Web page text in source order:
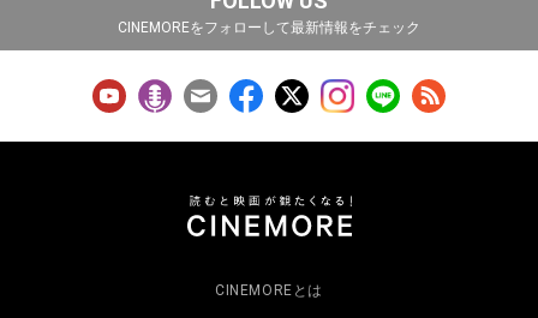
CINEMOREをフォローして最新情報をチェック
CINEMOREとは